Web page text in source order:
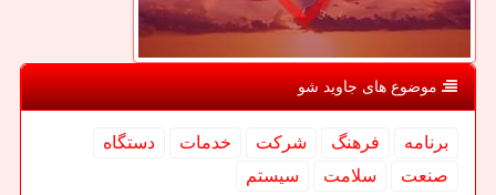
موضوع های جاوید شو
برنامه فرهنگ شركت خدمات
دستگاه
صنعت
سلامت سیستم